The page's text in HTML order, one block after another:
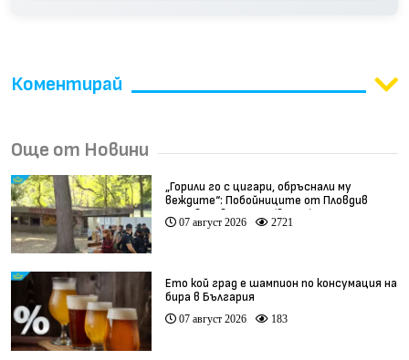
Коментирай
Още от Новини
„Горили го с цигари, обръснали му
веждите“: Побойниците от Пловдив
остават в ареста (видео)
07 август 2026 2721
Ето кой град е шампион по консумация на
бира в България
07 август 2026 183